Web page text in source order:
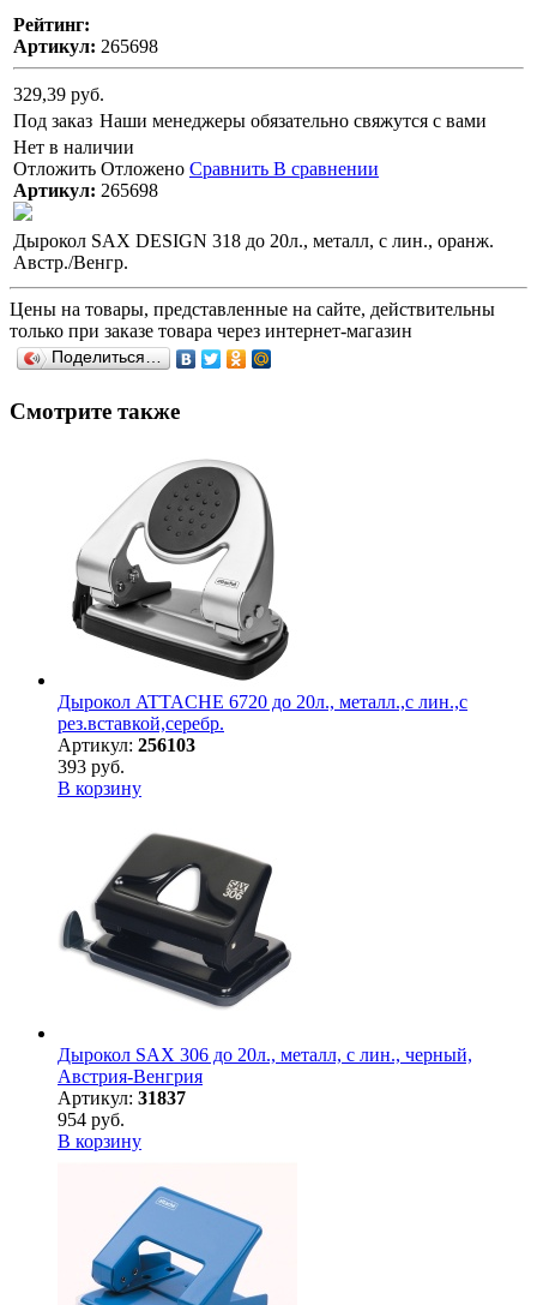
Рейтинг:
Артикул: 265698
329,39 руб.
Под заказ Наши менеджеры обязательно свяжутся с вами
Нет в наличии
Отложить Отложено Сравнить В сравнении
Артикул: 265698
Дырокол SAX DESIGN 318 до 20л., металл, с лин., оранж.
Австр./Венгр.
Цены на товары, представленные на сайте, действительны
только при заказе товара через интернет-магазин
Поделиться…
Смотрите также
Дырокол ATTACHE 6720 до 20л., металл.,с лин.,с
рез.вставкой,серебр.
Артикул: 256103
393 руб.
В корзину
Дырокол SAX 306 до 20л., металл, с лин., черный,
Австрия-Венгрия
Артикул: 31837
954 руб.
В корзину